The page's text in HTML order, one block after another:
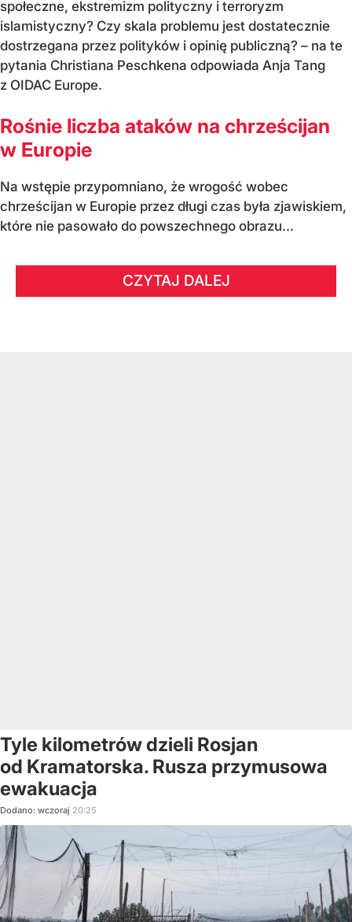
społeczne, ekstremizm polityczny i terroryzm
islamistyczny? Czy skala problemu jest dostatecznie
dostrzegana przez polityków i opinię publiczną? – na te
pytania Christiana Peschkena odpowiada Anja Tang
z OIDAC Europe.
Rośnie liczba ataków na chrześcijan
w Europie
Na wstępie przypomniano, że wrogość wobec
chrześcijan w Europie przez długi czas była zjawiskiem,
które nie pasowało do powszechnego obrazu...
CZYTAJ DALEJ
Tyle kilometrów dzieli Rosjan
od Kramatorska. Rusza przymusowa
ewakuacja
Dodano: wczoraj 20:25